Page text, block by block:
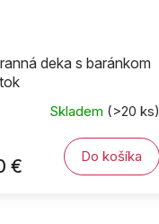
deka s baránkom
Skladem (>20 ks)
€ Do košíka